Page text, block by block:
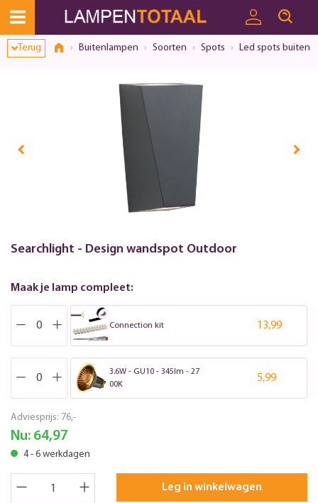
Terug Buitenlampen Soorten Spots Led spots buiten
Searchlight - Design wandspot Outdoor
Maak je lamp compleet:
Connection kit 13,99
3.6W - GU10 - 345lm - 27
00K
5,99
Adviesprijs: 76,-
Nu: 64,97
4 - 6 werkdagen
Leg in winkelwagen
Toestemmingsvenster geopend